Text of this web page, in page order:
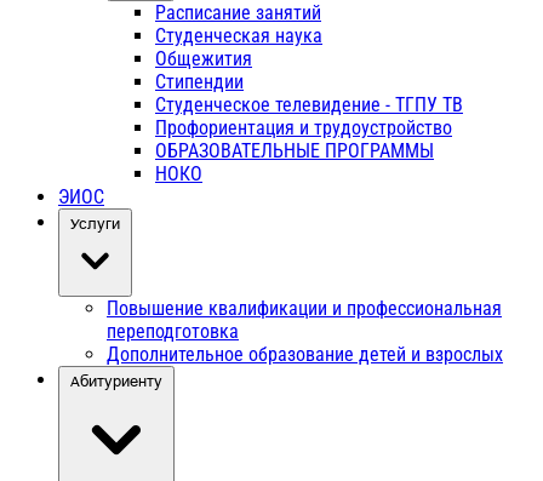
Расписание занятий
Студенческая наука
Общежития
Стипендии
Студенческое телевидение - ТГПУ ТВ
Профориентация и трудоустройство
ОБРАЗОВАТЕЛЬНЫЕ ПРОГРАММЫ
НОКО
ЭИОС
Услуги
Повышение квалификации и профессиональная
переподготовка
Дополнительное образование детей и взрослых
Абитуриенту